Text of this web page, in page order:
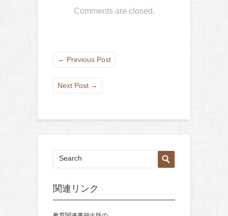
Comments are closed.
← Previous Post
Next Post →
関連リンク